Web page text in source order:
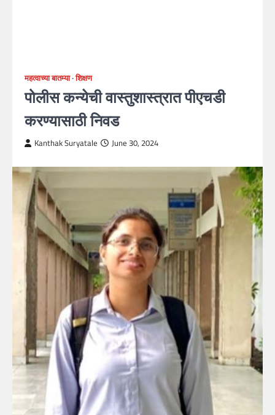
महत्वाच्या बातम्या शिक्षण
पोलीस कन्येची वास्तुशास्त्रात पीएचडी
करण्यासाठी निवड
Kanthak Suryatale June 30, 2024